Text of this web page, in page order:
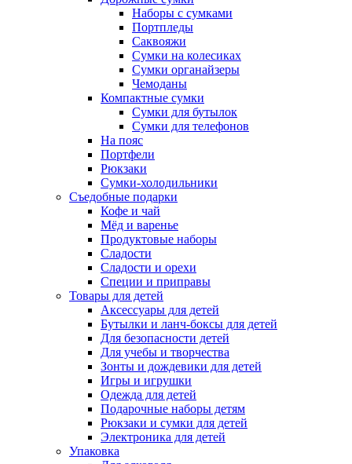
Наборы с сумками
Портпледы
Саквояжи
Сумки на колесиках
Сумки органайзеры
Чемоданы
Компактные сумки
Сумки для бутылок
Сумки для телефонов
На пояс
Портфели
Рюкзаки
Сумки-холодильники
Съедобные подарки
Кофе и чай
Мёд и варенье
Продуктовые наборы
Сладости
Сладости и орехи
Специи и приправы
Товары для детей
Аксессуары для детей
Бутылки и ланч-боксы для детей
Для безопасности детей
Для учебы и творчества
Зонты и дождевики для детей
Игры и игрушки
Одежда для детей
Подарочные наборы детям
Рюкзаки и сумки для детей
Электроника для детей
Упаковка